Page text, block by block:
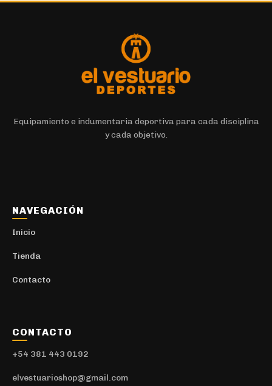
Equipamiento e indumentaria deportiva para cada disciplina
y cada objetivo.
NAVEGACIÓN
Inicio
Tienda
Contacto
CONTACTO
+54 381 443 0192
elvestuarioshop@gmail.com